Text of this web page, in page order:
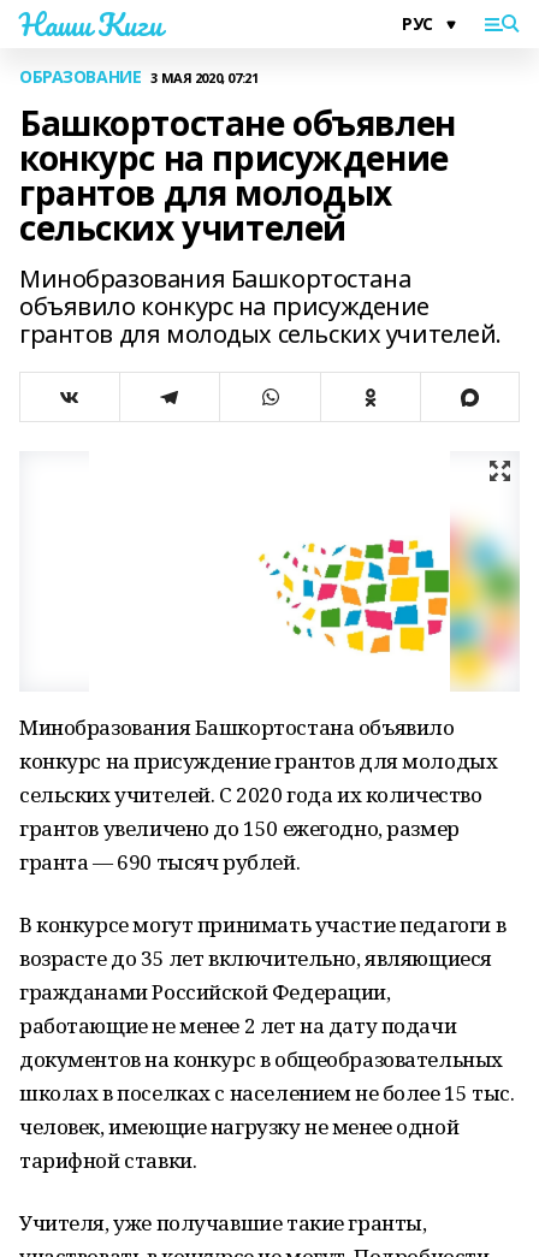
Наши Киги
ОБРАЗОВАНИЕ 3 МАЯ 2020, 07:21
Башкортостане объявлен
конкурс на присуждение
грантов для молодых
сельских учителей
Минобразования Башкортостана
объявило конкурс на присуждение
грантов для молодых сельских учителей.
Минобразования Башкортостана объявило
конкурс на присуждение грантов для молодых
сельских учителей. С 2020 года их количество
грантов увеличено до 150 ежегодно, размер
гранта — 690 тысяч рублей.
В конкурсе могут принимать участие педагоги в
возрасте до 35 лет включительно, являющиеся
гражданами Российской Федерации,
работающие не менее 2 лет на дату подачи
документов на конкурс в общеобразовательных
школах в поселках с населением не более 15 тыс.
человек, имеющие нагрузку не менее одной
тарифной ставки.
Учителя, уже получавшие такие гранты,